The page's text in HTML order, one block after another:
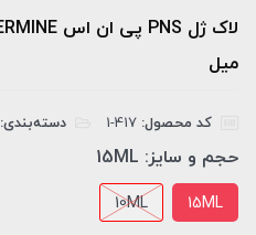
میل
کد محصول: دسته‌بندی:
حجم و سایز: 15ML
15ML
10ML